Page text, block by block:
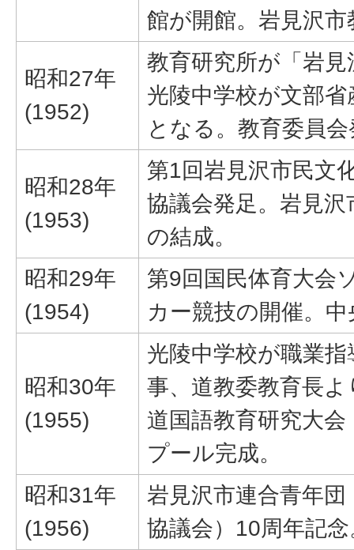
館が開館。岩見沢
昭和27年
(1952)
教育研究所が「岩
光陵中学校が文部
となる。教育委員
昭和28年
(1953)
第1回岩見沢市民文
協議会発足。岩見
の結成。
昭和29年
(1954)
第9回国民体育大会
カー競技の開催。
昭和30年
(1955)
光陵中学校が職業
事、道教委教育長
道国語教育研究大
プール完成。
昭和31年
(1956)
岩見沢市連合青年
協議会）10周年記念